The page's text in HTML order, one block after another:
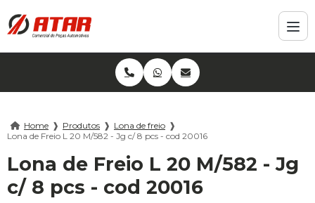
Home ❱ Produtos ❱ Lona de freio ❱
Lona de Freio L 20 M/582 - Jg c/ 8 pcs - cod 20016
Lona de Freio L 20 M/582 - Jg
c/ 8 pcs - cod 20016